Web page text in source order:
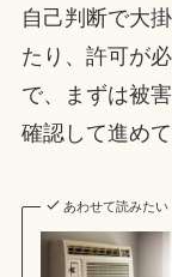
自己判断で大
たり、許可が
で、まずは被
確認して進めて
あわせて読みたい